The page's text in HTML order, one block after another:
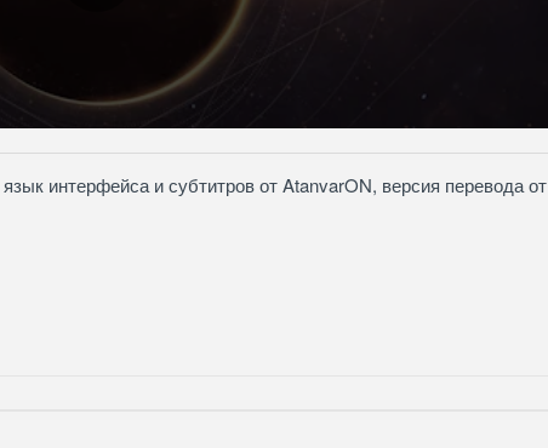
интерфейса и субтитров от AtanvarON, версия перевода от